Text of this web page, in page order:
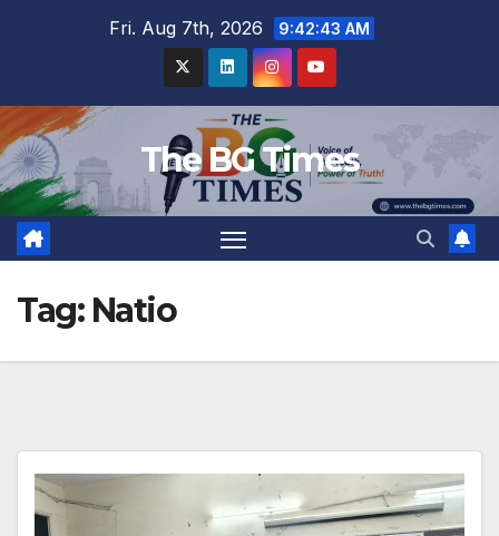
Fri. Aug 7th, 2026 9:42:43 AM
The BG Times
Tag: Natio